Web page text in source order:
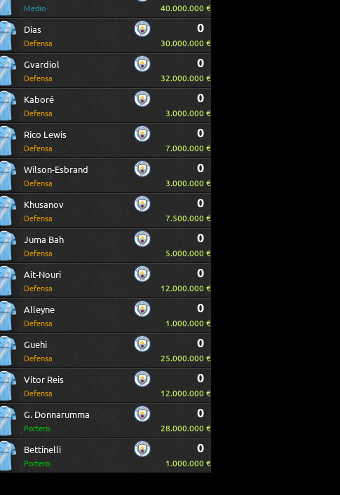
Medio 40.000.000 €
Dias
Defensa
0
30.000.000 €
Gvardiol
Defensa
0
32.000.000 €
Kaboré
Defensa
0
3.000.000 €
Rico Lewis
Defensa
0
7.000.000 €
Wilson-Esbrand
Defensa
0
3.000.000 €
Khusanov
Defensa
0
7.500.000 €
Juma Bah
Defensa
0
5.000.000 €
Ait-Nouri
Defensa
0
12.000.000 €
Alleyne
Defensa
0
1.000.000 €
Guehi
Defensa
0
25.000.000 €
Vitor Reis
Defensa
0
12.000.000 €
G. Donnarumma
Portero
0
28.000.000 €
Bettinelli
Portero
0
1.000.000 €